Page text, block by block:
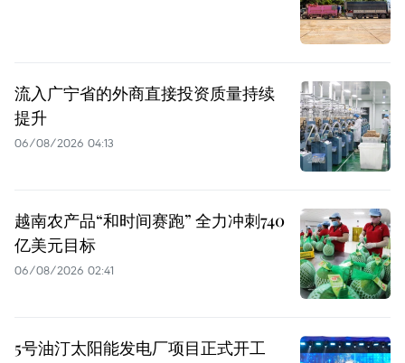
流入广宁省的外商直接投资质量持续
提升
06/08/2026 04:13
越南农产品“和时间赛跑” 全力冲刺740
亿美元目标
06/08/2026 02:41
5号油汀太阳能发电厂项目正式开工